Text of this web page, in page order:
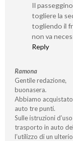
Il
togliere la
togliendo il
non va
Reply
Ramona
Gentile redazione,
buonasera.
Abbiamo
auto tre punti.
Sulle istruzioni
trasporto in auto
l’utilizzo di un